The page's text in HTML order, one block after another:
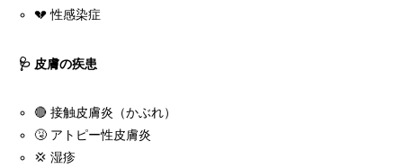
💔 性感染症
🩺 皮膚の疾患
🔴 接触皮膚炎（かぶれ）
🤧 アトピー性皮膚炎
💢 湿疹